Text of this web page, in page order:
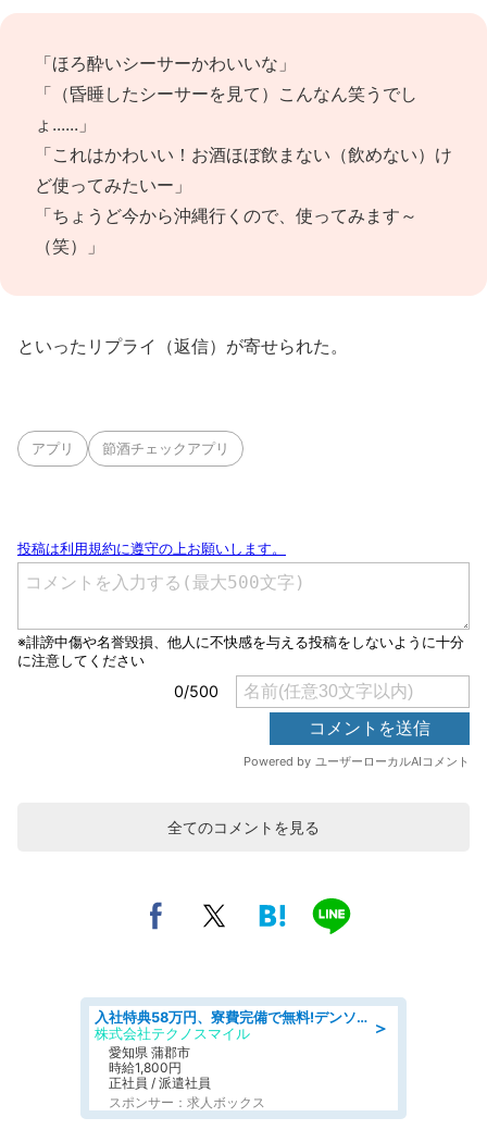
「ほろ酔いシーサーかわいいな」
「（昏睡したシーサーを見て）こんなん笑うでし
ょ......」
「これはかわいい！お酒ほぼ飲まない（飲めない）け
ど使ってみたいー」
「ちょうど今から沖縄行くので、使ってみます～
（笑）」
といったリプライ（返信）が寄せられた。
アプリ 節酒チェックアプリ
全てのコメントを見る
＞
入社特典58万円、寮費完備で無料!デンソーで働こう!自動車工場で小型部品の検査業務 denso aichi
株式会社テクノスマイル
愛知県 蒲郡市
時給1,800円
正社員 / 派遣社員
スポンサー：求人ボックス